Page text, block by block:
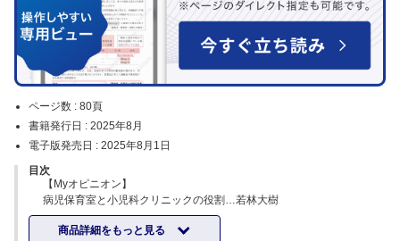
ページ数 : 80頁
書籍発行日 : 2025年8月
電子版発売日 : 2025年8月1日
目次
【Myオピニオン】
病児保育室と小児科クリニックの役割…若林大樹
【特集】
教えて，サッコ先生！ 包括的性教育ってなに？
商品詳細をもっと見る